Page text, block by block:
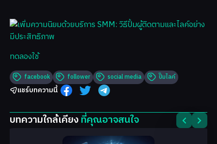
ทดลองใช้
facebook follower social media ปั๊มไลค์
แชร์บทความนี้
บทความใกล้เคียงที่คุณอาจสนใจ